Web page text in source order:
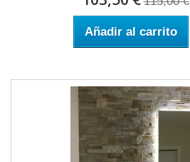
Añadir al carrito